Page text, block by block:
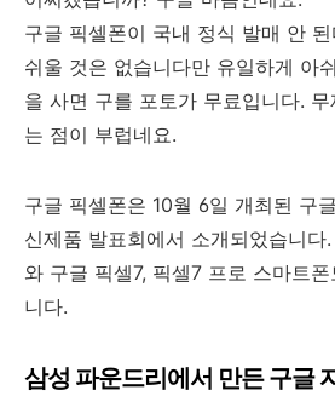
구글 픽셀폰이 국내 정식 발매 안
쉬울 것은 없습니다만 유일하게 아
을 사면 구를 포토가 무료입니다.
는 점이 부럽네요.
구글 픽셀폰은 10월 6일 개최된 구
신제품 발표회에서 소개되었습니다
와 구글 픽셀7, 픽셀7 프로 스마트
니다.
삼성 파운드리에서 만든 구글